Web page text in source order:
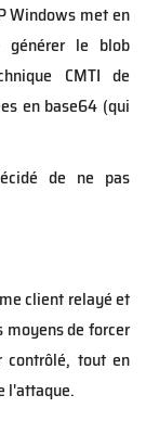
Windows met en
le blob
CMTI de
en base64 (qui
de ne pas
client relayé et
de forcer
contrôlé, tout en
l'attaque.